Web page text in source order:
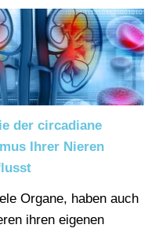
der circadiane
Ihrer Nieren
Organe, haben auch
ihren eigenen